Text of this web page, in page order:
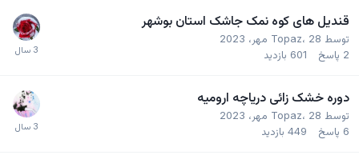
قندیل های کوه نمک جاشک استان بوشهر
توسط Topaz، 28 مهر، 2023
2 پاسخ 601 بازدید
دوره خشک زائی دریاچه ارومیه
توسط Topaz، 28 مهر، 2023
6 پاسخ 449 بازدید